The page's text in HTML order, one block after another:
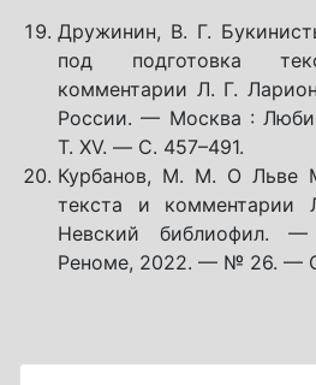
Дружинин, В. Г.
под подготовка
комментарии Л. Г.
России. — Москва :
Т. XV. — С. 457–491.
Курбанов, М. М. О Льве
текста и
Невский библиофил. —
Реноме, 2022. — № 26. —